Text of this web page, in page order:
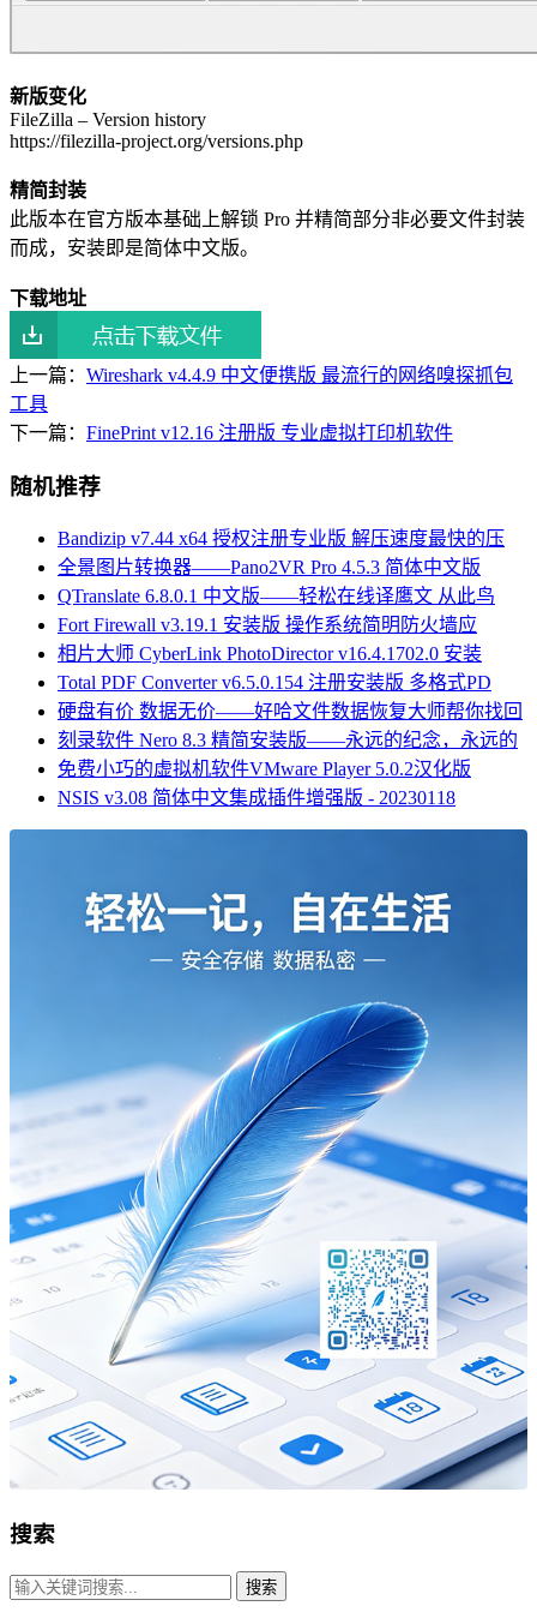
新版变化
FileZilla – Version history
https://filezilla-project.org/versions.php
精简封装
此版本在官方版本基础上解锁 Pro 并精简部分非必要文件封装
而成，安装即是简体中文版。
下载地址
上一篇： Wireshark v4.4.9 中文便携版 最流行的网络嗅探抓包
工具
下一篇： FinePrint v12.16 注册版 专业虚拟打印机软件
随机推荐
Bandizip v7.44 x64 授权注册专业版 解压速度最快的压
全景图片转换器——Pano2VR Pro 4.5.3 简体中文版
QTranslate 6.8.0.1 中文版——轻松在线译鹰文 从此鸟
Fort Firewall v3.19.1 安装版 操作系统简明防火墙应
相片大师 CyberLink PhotoDirector v16.4.1702.0 安装
Total PDF Converter v6.5.0.154 注册安装版 多格式PD
硬盘有价 数据无价——好哈文件数据恢复大师帮你找回
刻录软件 Nero 8.3 精简安装版——永远的纪念，永远的
免费小巧的虚拟机软件VMware Player 5.0.2汉化版
NSIS v3.08 简体中文集成插件增强版 - 20230118
搜索
搜索